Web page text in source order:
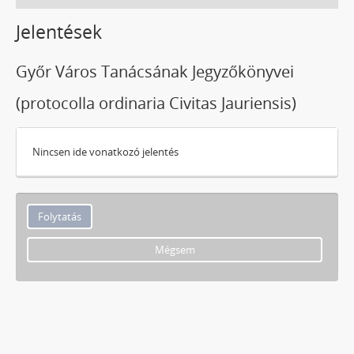
Jelentések
Győr Város Tanácsának Jegyzőkönyvei
(protocolla ordinaria Civitas Jauriensis)
Nincsen ide vonatkozó jelentés
Mégsem